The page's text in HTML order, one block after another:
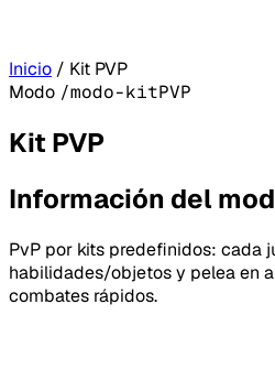
Inicio / Kit PVP
Modo /modo-kitPVP
Kit PVP
Información del
PvP por kits predefinidos: cada
habilidades/objetos y pelea en
combates rápidos.